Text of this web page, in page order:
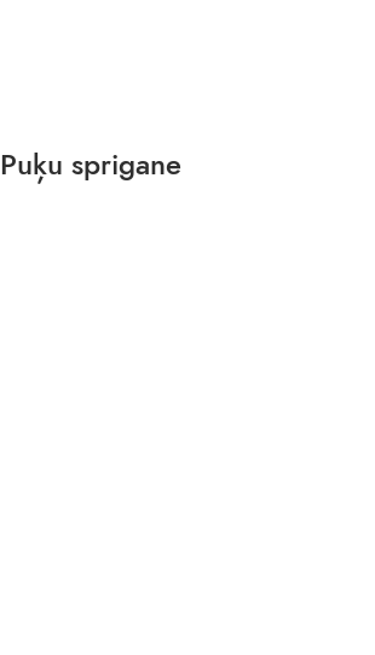
Puķu sprigane